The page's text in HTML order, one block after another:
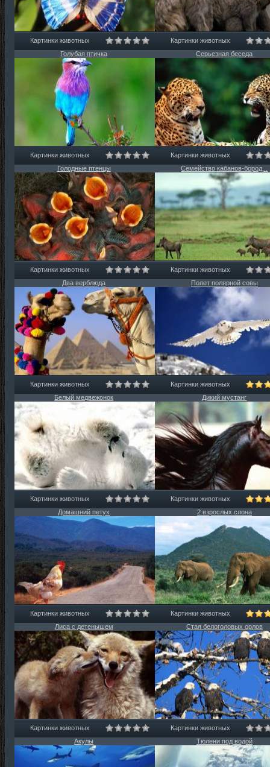
Картинки животных
Картинки животных
Голубая птичка
Картинки животных
Серьезная беседа
Картинки животных
Голодные птенцы
Картинки животных
Семейство кабанов-бород...
Картинки животных
Два верблюда
Картинки животных
Полет полярной совы
Картинки животных
Белый медвежонок
Картинки животных
Дикий мустанг
Картинки животных
Домашний петух
Картинки животных
2 взрослых слона
Картинки животных
Лиса с детенышем
Картинки животных
Стая белоголовых орлов
Картинки животных
Акулы
Тюлени под водой